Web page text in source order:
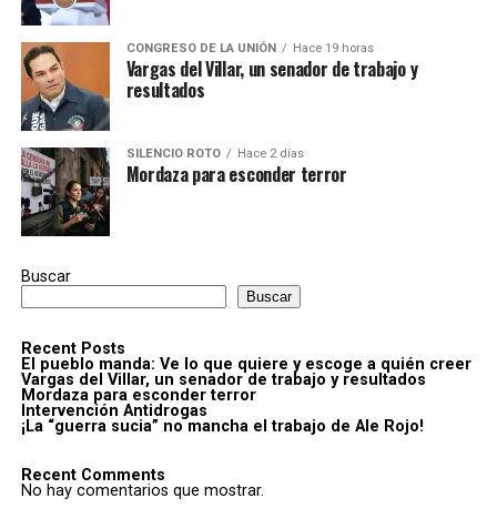
CONGRESO DE LA UNIÓN Hace 19 horas
Vargas del Villar, un senador de trabajo y
resultados
SILENCIO ROTO Hace 2 días
Mordaza para esconder terror
Buscar
Buscar
Recent Posts
El pueblo manda: Ve lo que quiere y escoge a quién creer
Vargas del Villar, un senador de trabajo y resultados
Mordaza para esconder terror
Intervención Antidrogas
¡La “guerra sucia” no mancha el trabajo de Ale Rojo!
Recent Comments
No hay comentarios que mostrar.